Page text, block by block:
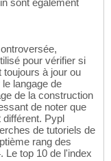
pour vérifier si
à jour ou
langage de
de la construction
de noter que
différent. Pypl
de tutoriels de
rang des
Le top 10 de l'index